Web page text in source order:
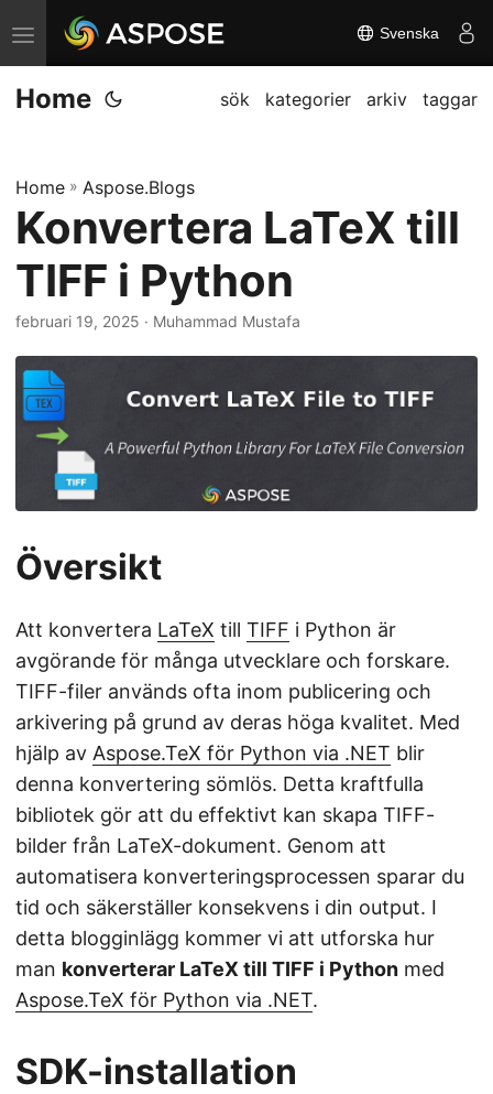
V
ä
x
n
a
g
t
i
Svenska
Home sök kategorier arkiv taggar
Home » Aspose.Blogs
Konvertera LaTeX till
TIFF i Python
februari 19, 2025 · Muhammad Mustafa
Översikt
Att konvertera LaTeX till TIFF i Python är
avgörande för många utvecklare och forskare.
TIFF-filer används ofta inom publicering och
arkivering på grund av deras höga kvalitet. Med
hjälp av Aspose.TeX för Python via .NET blir
denna konvertering sömlös. Detta kraftfulla
bibliotek gör att du effektivt kan skapa TIFF-
bilder från LaTeX-dokument. Genom att
automatisera konverteringsprocessen sparar du
tid och säkerställer konsekvens i din output. I
detta blogginlägg kommer vi att utforska hur
man konverterar LaTeX till TIFF i Python med
Aspose.TeX för Python via .NET.
SDK-installation